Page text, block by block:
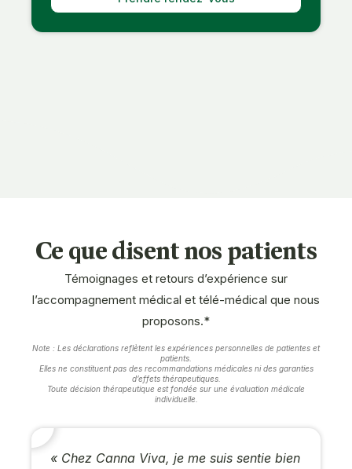
Ce que disent nos patients
Témoignages et retours d’expérience sur
l’accompagnement médical et télé-médical que nous
proposons.*
Note : Les déclarations reflètent les expériences personnelles de patientes et
patients.
Elles ne constituent pas des recommandations médicales ni des garanties
d’effets thérapeutiques.
Toute décision thérapeutique est fondée sur une évaluation médicale
individuelle.
« Chez Canna Viva, je me suis sentie bien